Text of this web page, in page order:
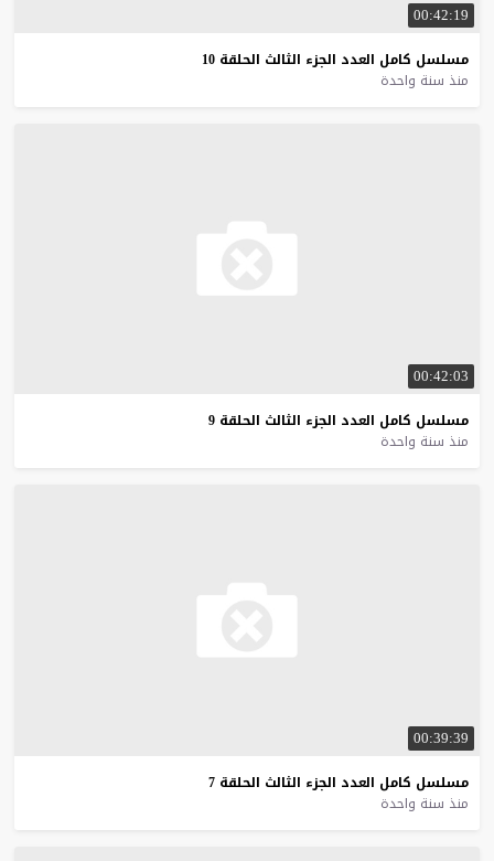
00:42:19
مسلسل كامل العدد الجزء الثالث الحلقة 10
منذ سنة واحدة
00:42:03
مسلسل كامل العدد الجزء الثالث الحلقة 9
منذ سنة واحدة
00:39:39
مسلسل كامل العدد الجزء الثالث الحلقة 7
منذ سنة واحدة